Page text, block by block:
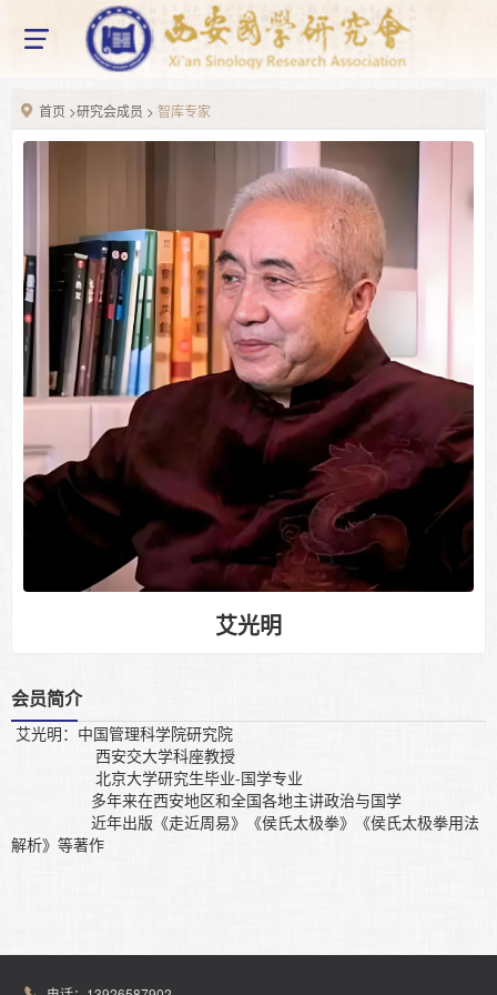
网站首页 home
研究会简介 组织架构 研究会章程
News information
通知公告
国学动态 Chinese studies
国学研究 国学教育
国学讲座
国学论坛
研究会成员
顾问
名誉会长
智库专家
副理事长
秘书处
海南办事处
企业会员
分会展示 Branch display
联系我们 Contact us
首页 >研究会成员 > 智库专家
艾光明
会员简介
艾光明：中国管理科学院研究院
西安交大学科座教授
北京大学研究生毕业-国学专业
多年来在西安地区和全国各地主讲政治与国学
近年出版《走近周易》《侯氏太极拳》《侯氏太极拳用法
解析》等著作